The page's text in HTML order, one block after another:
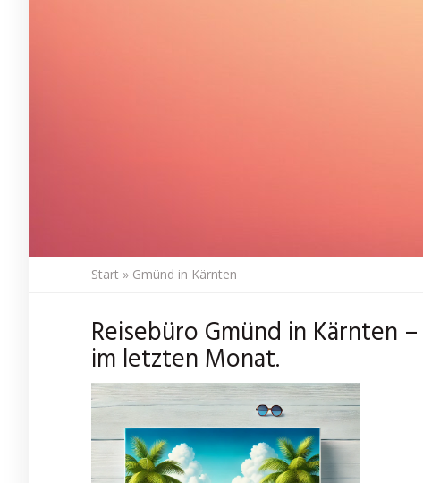
Start » Gmünd in Kärnten
Reisebüro Gmünd in Kärnten
im letzten Monat.